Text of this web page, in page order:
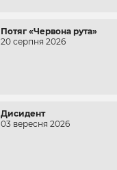
Потяг «Червона рута»
20 серпня 2026
Дисидент
03 вересня 2026